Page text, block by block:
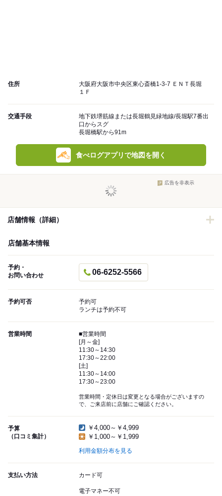
住所
大阪府大阪市中央区東心斎橋1-3-7 ＥＮＴ長堀
１Ｆ
交通手段
地下鉄堺筋線または長堀鶴見緑地線/長堀駅7番出
口からスグ
長堀橋駅から91m
食べログアプリで地図を開く
広告を非表示
店舗情報（詳細）
店舗基本情報
予約・
お問い合わせ
06-6252-5566
予約可否
予約可
ランチは予約不可
営業時間
■営業時間
[月～金]
11:30～14:30
17:30～22:00
[土]
11:30～14:00
17:30～23:00
営業時間・定休日は変更となる場合がございますの
で、ご来店前に店舗にご確認ください。
予算
（口コミ集計）
￥4,000～￥4,999
￥1,000～￥1,999
利用金額分布を見る
支払い方法 カード可
電子マネー不可